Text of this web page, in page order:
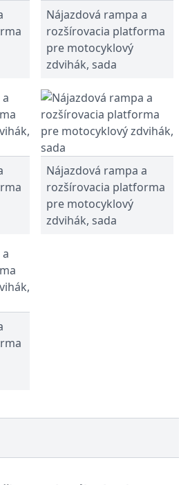
Nájazdová rampа a
rozšírovacia platforma
pre motocyklový
zdvihák, sada
Nájazdová rampа a
rozšírovacia platforma
pre motocyklový
zdvihák, sada